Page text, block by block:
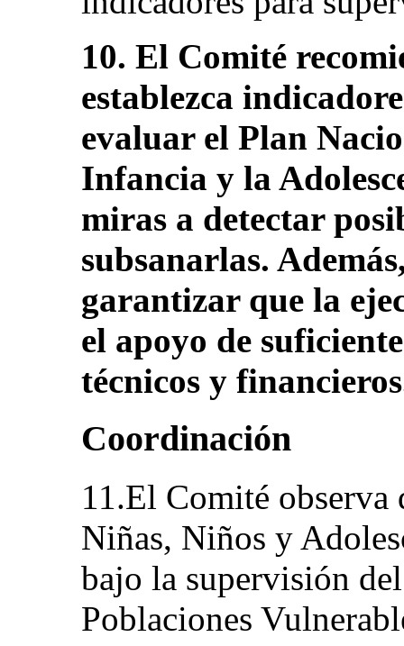
10. El Comité
establezca
evaluar el Plan
Infancia y la
miras a detectar
subsanarlas.
garantizar que la
el apoyo de
técnicos y
Coordinación
11.El Comité observa
Niñas, Niños y
bajo la supervisión
Poblaciones